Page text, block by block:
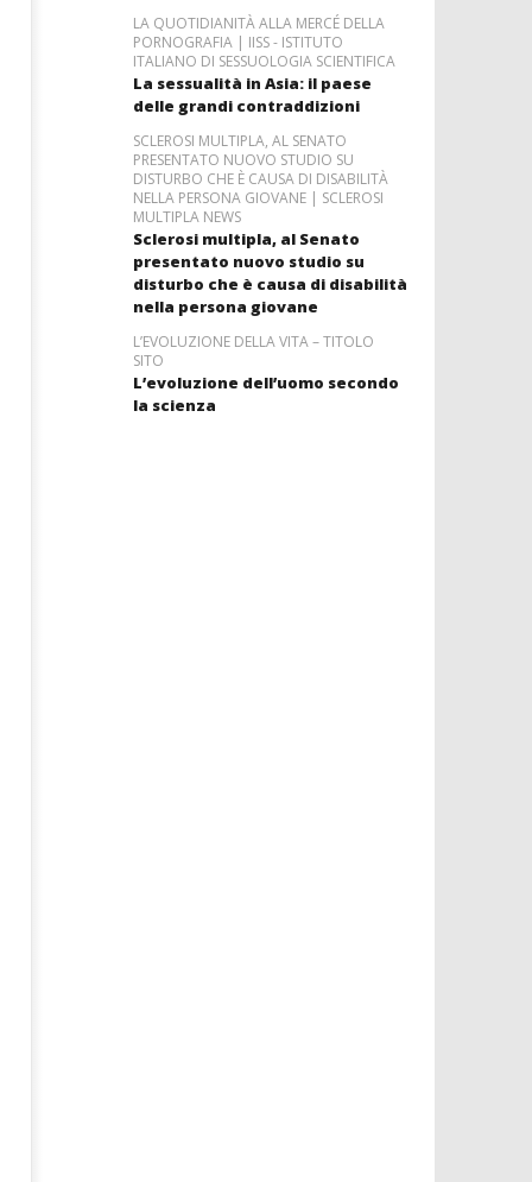
LA QUOTIDIANITÀ ALLA MERCÉ DELLA
PORNOGRAFIA | IISS - ISTITUTO
ITALIANO DI SESSUOLOGIA SCIENTIFICA
La sessualità in Asia: il paese
delle grandi contraddizioni
SCLEROSI MULTIPLA, AL SENATO
PRESENTATO NUOVO STUDIO SU
DISTURBO CHE È CAUSA DI DISABILITÀ
NELLA PERSONA GIOVANE | SCLEROSI
MULTIPLA NEWS
Sclerosi multipla, al Senato
presentato nuovo studio su
disturbo che è causa di disabilità
nella persona giovane
L’EVOLUZIONE DELLA VITA – TITOLO
SITO
L’evoluzione dell’uomo secondo
la scienza